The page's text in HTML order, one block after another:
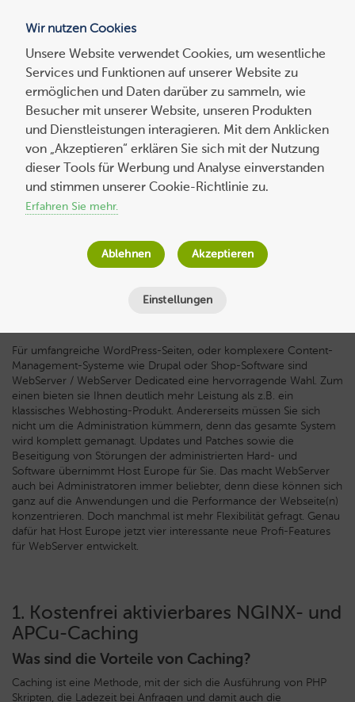
Suchen
nach:
Vier interessante neue Profi-Features für
WebServer
Wolf-Dieter Fiege am14. Juni 2017
Minuten
Für umfangreiche WordPress-Seiten, oder komplexere Content-
Management-Systeme wie Drupal oder Shop-Software sind
WebServer / WebServer Dedicated eine hervorragende Wahl. Zum
einen bieten sie Ihnen deutlich mehr Leistung als z.B. ein
klassisches Webhosting-Produkt. Andererseits müssen Sie sich
nicht um die Administration kümmern, denn das gesamte System
wird komplett gemanagt. Updates und Patches sowie die
Beseitigung von Störungen der administrierten Hard- und
Software übernimmt Host Europe für Sie. Das macht WebServer
auch bei Administratoren immer beliebter, denn diese können sich
ganz auf die Anwendungen und die Performance der Webseite(n)
konzentrieren. Doch manchmal ist mehr Flexibilität gefragt. Genau
dafür hat Host Europe jetzt vier interessante neue Profi-Features
für WebServer entwickelt.
1. Kostenfrei aktivierbares NGINX- und
APCu-Caching
Was sind die Vorteile von Caching?
Caching ist eine Methode, mit der sich die Ausführung von PHP
Skripten, die Ladezeit bei Anfragen und damit auch die
Wir nutzen Cookies
Unsere Website verwendet Cookies, um wesentliche
Services und Funktionen auf unserer Website zu
ermöglichen und Daten darüber zu sammeln, wie
Besucher mit unserer Website, unseren Produkten
und Dienstleistungen interagieren. Mit dem Anklicken
von „Akzeptieren“ erklären Sie sich mit der Nutzung
dieser Tools für Werbung und Analyse einverstanden
und stimmen unserer Cookie-Richtlinie zu.
Erfahren Sie mehr.
Einstellungen
Ablehnen Akzeptieren